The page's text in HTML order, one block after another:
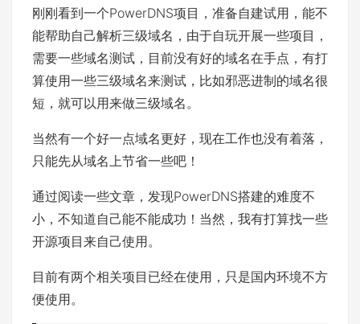
刚刚看到一个PowerDNS项目，准备自建试用，能不
能帮助自己解析三级域名，由于自玩开展一些项目，
需要一些域名测试，目前没有好的域名在手点，有打
算使用一些三级域名来测试，比如邪恶进制的域名很
短，就可以用来做三级域名。
当然有一个好一点域名更好，现在工作也没有着落，
只能先从域名上节省一些吧！
通过阅读一些文章，发现PowerDNS搭建的难度不
小，不知道自己能不能成功！当然，我有打算找一些
开源项目来自己使用。
目前有两个相关项目已经在使用，只是国内环境不方
便使用。